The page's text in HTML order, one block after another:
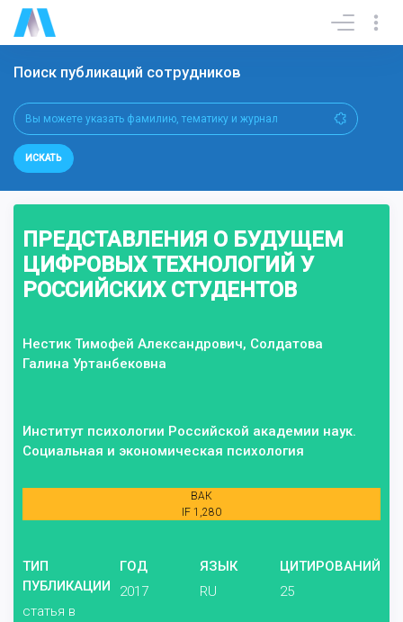
Поиск публикаций сотрудников
ИСКАТЬ
ПРЕДСТАВЛЕНИЯ О БУДУЩЕМ
ЦИФРОВЫХ ТЕХНОЛОГИЙ У
РОССИЙСКИХ СТУДЕНТОВ
Нестик Тимофей Александрович, Солдатова
Галина Уртанбековна
Институт психологии Российской академии наук.
Социальная и экономическая психология
ВАК
IF 1,280
ТИП
ПУБЛИКАЦИИ
статья в
ГОД
2017
ЯЗЫК
RU
ЦИТИРОВАНИЙ
25